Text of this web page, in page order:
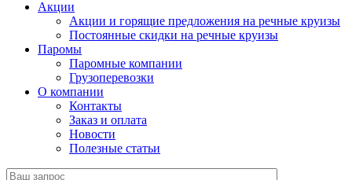
Акции
Акции и горящие предложения на речные круизы
Постоянные скидки на речные круизы
Паромы
Паромные компании
Грузоперевозки
О компании
Контакты
Заказ и оплата
Новости
Полезные статьи